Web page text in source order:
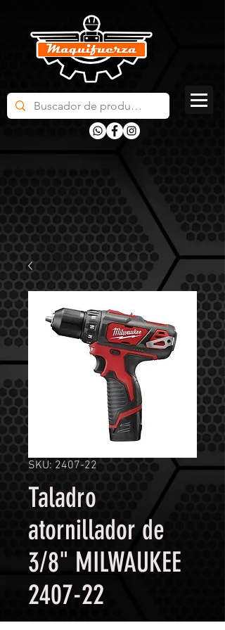
SKU: 2407-22
Taladro
atornillador de
3/8" MILWAUKEE
2407-22